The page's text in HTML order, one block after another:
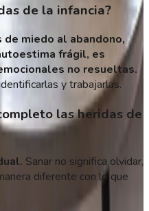
de la infancia?
miedo al abandono,
frágil, es
no resueltas.
y trabajarlas.
las heridas de
Sanar no significa olvidar,
diferente con lo que